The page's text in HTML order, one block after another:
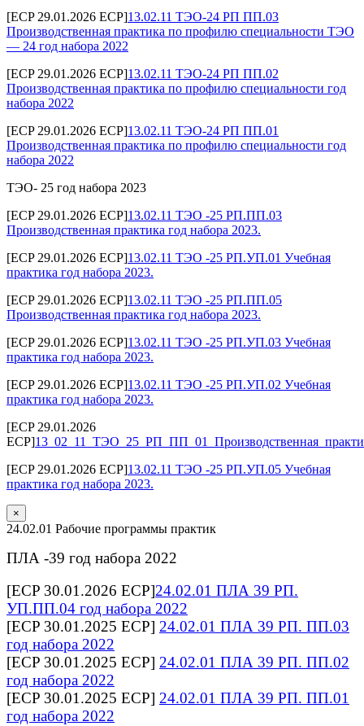
[ECP 29.01.2026 ECP]13.02.11 ТЭО-24 РП ПП.03
Производственная практика по профилю специальности ТЭО
— 24 год набора 2022
[ECP 29.01.2026 ECP]13.02.11 ТЭО-24 РП ПП.02
Производственная практика по профилю специальности год
набора 2022
[ECP 29.01.2026 ECP]13.02.11 ТЭО-24 РП ПП.01
Производственная практика по профилю специальности год
набора 2022
ТЭО- 25 год набора 2023
[ECP 29.01.2026 ECP]13.02.11 ТЭО -25 РП.ПП.03
Производственная практика год набора 2023.
[ECP 29.01.2026 ECP]13.02.11 ТЭО -25 РП.УП.01 Учебная
практика год набора 2023.
[ECP 29.01.2026 ECP]13.02.11 ТЭО -25 РП.ПП.05
Производственная практика год набора 2023.
[ECP 29.01.2026 ECP]13.02.11 ТЭО -25 РП.УП.03 Учебная
практика год набора 2023.
[ECP 29.01.2026 ECP]13.02.11 ТЭО -25 РП.УП.02 Учебная
практика год набора 2023.
[ECP 29.01.2026
ECP]
[ECP 29.01.2026 ECP]13.02.11 ТЭО -25 РП.УП.05 Учебная
практика год набора 2023.
×
24.02.01 Рабочие программы практик
ПЛА -39 год набора 2022
[ECP 30.01.2026 ECP]24.02.01 ПЛА 39 РП.
УП.ПП.04 год набора 2022
[ECP 30.01.2025 ECP] 24.02.01 ПЛА 39 РП. ПП.03
год набора 2022
[ECP 30.01.2025 ECP] 24.02.01 ПЛА 39 РП. ПП.02
год набора 2022
[ECP 30.01.2025 ECP] 24.02.01 ПЛА 39 РП. ПП.01
год набора 2022